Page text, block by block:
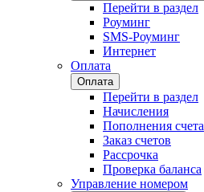
Перейти в раздел
Роуминг
SMS-Роуминг
Интернет
Оплата
Оплата
Перейти в раздел
Начисления
Пополнения счета
Заказ счетов
Рассрочка
Проверка баланса
Управление номером